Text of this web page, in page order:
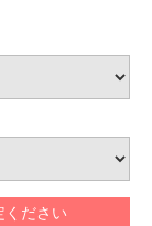
ください